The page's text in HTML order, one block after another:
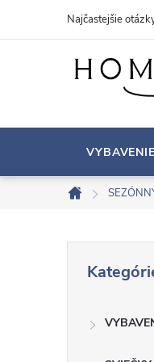
ť
Najčastejšie
m